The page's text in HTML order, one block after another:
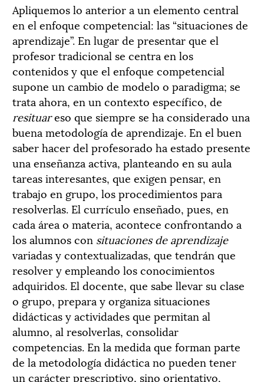
Apliquemos lo anterior a un elemento central
en el enfoque competencial: las “situaciones de
aprendizaje”. En lugar de presentar que el
profesor tradicional se centra en los
contenidos y que el enfoque competencial
supone un cambio de modelo o paradigma; se
trata ahora, en un contexto específico, de
resituareso que siempre se ha considerado una
buena metodología de aprendizaje. En el buen
saber hacer del profesorado ha estado presente
una enseñanza activa, planteando en su aula
tareas interesantes, que exigen pensar, en
trabajo en grupo, los procedimientos para
resolverlas. El currículo enseñado, pues, en
cada área o materia, acontece confrontando a
los alumnos con situaciones de aprendizaje
variadas y contextualizadas, que tendrán que
resolver y empleando los conocimientos
adquiridos. El docente, que sabe llevar su clase
o grupo, prepara y organiza situaciones
didácticas y actividades que permitan al
alumno, al resolverlas, consolidar
competencias. En la medida que forman parte
de la metodología didáctica no pueden tener
un carácter prescriptivo, sino orientativo,